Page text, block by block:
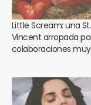
Little Scream: una St.
Vincent arropada
colaboraciones